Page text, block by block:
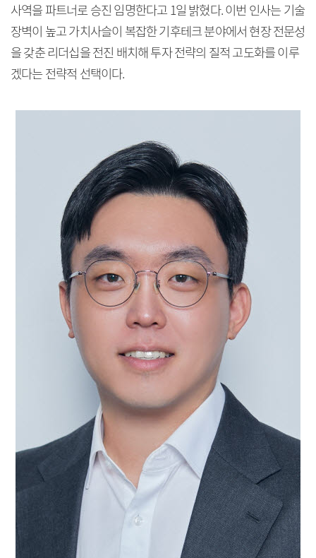
사역을 파트너로 승진 임명한다고 1일 밝혔다. 이번 인사는 기술
장벽이 높고 가치사슬이 복잡한 기후테크 분야에서 현장 전문성
을 갖춘 리더십을 전진 배치해 투자 전략의 질적 고도화를 이루
겠다는 전략적 선택이다.